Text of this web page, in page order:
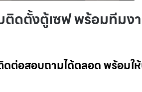
ติดตั้งตู้เซฟ พร้อมทีมง
ดต่อสอบถามได้ตลอด พร้อมใ